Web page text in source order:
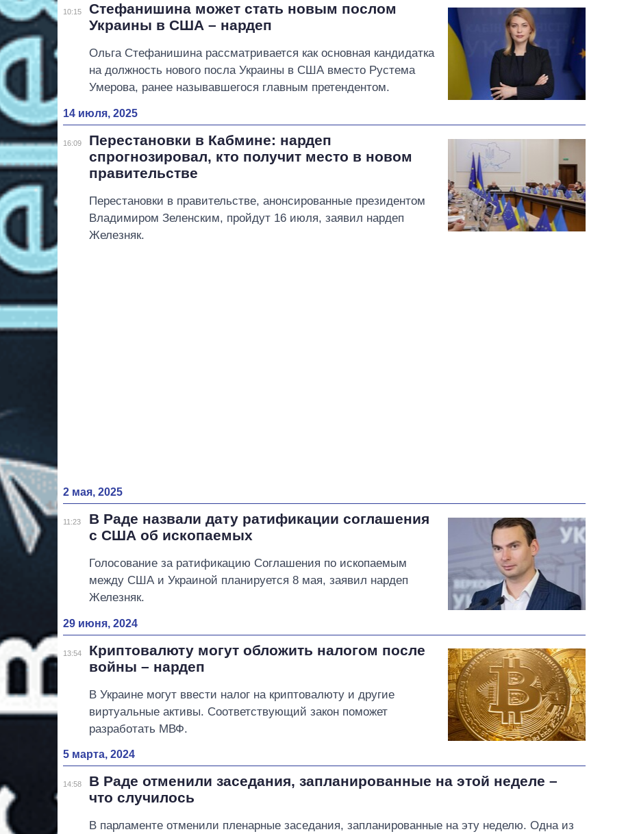
10:15
Стефанишина может стать новым послом
Украины в США – нардеп
Ольга Стефанишина рассматривается как основная кандидатка
на должность нового посла Украины в США вместо Рустема
Умерова, ранее называвшегося главным претендентом.
14 июля, 2025
16:09
Перестановки в Кабмине: нардеп
спрогнозировал, кто получит место в новом
правительстве
Перестановки в правительстве, анонсированные президентом
Владимиром Зеленским, пройдут 16 июля, заявил нардеп
Железняк.
2 мая, 2025
11:23
В Раде назвали дату ратификации соглашения
с США об ископаемых
Голосование за ратификацию Соглашения по ископаемым
между США и Украиной планируется 8 мая, заявил нардеп
Железняк.
29 июня, 2024
13:54
Криптовалюту могут обложить налогом после
войны – нардеп
В Украине могут ввести налог на криптовалюту и другие
виртуальные активы. Соответствующий закон поможет
разработать МВФ.
5 марта, 2024
14:58
В Раде отменили заседания, запланированные на этой неделе –
что случилось
В парламенте отменили пленарные заседания, запланированные на эту неделю. Одна из